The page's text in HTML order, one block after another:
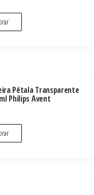
Pétala Transparente
Philips Avent